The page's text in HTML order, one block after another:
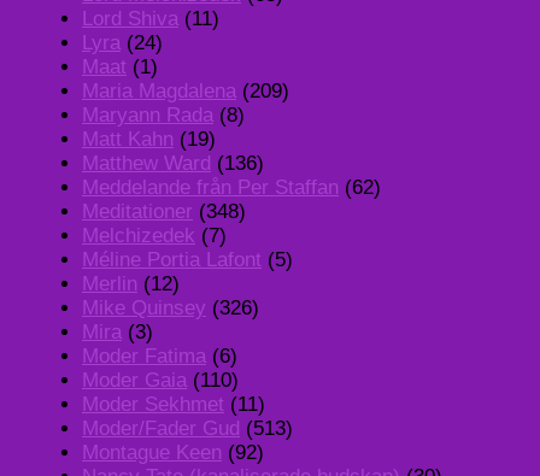
Lord Shiva (11)
Lyra (24)
Maat (1)
Maria Magdalena (209)
Maryann Rada (8)
Matt Kahn (19)
Matthew Ward (136)
Meddelande från Per Staffan (62)
Meditationer (348)
Melchizedek (7)
Méline Portia Lafont (5)
Merlin (12)
Mike Quinsey (326)
Mira (3)
Moder Fatima (6)
Moder Gaia (110)
Moder Sekhmet (11)
Moder/Fader Gud (513)
Montague Keen (92)